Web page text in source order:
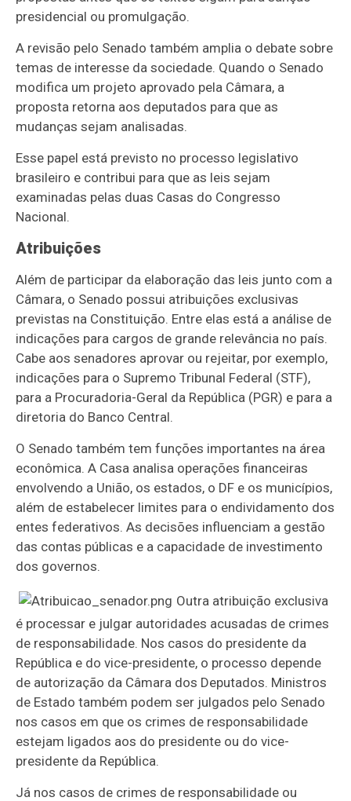
presidencial ou promulgação.
A revisão pelo Senado também amplia o debate sobre
temas de interesse da sociedade. Quando o Senado
modifica um projeto aprovado pela Câmara, a
proposta retorna aos deputados para que as
mudanças sejam analisadas.
Esse papel está previsto no processo legislativo
brasileiro e contribui para que as leis sejam
examinadas pelas duas Casas do Congresso
Nacional.
Atribuições
Além de participar da elaboração das leis junto com a
Câmara, o Senado possui atribuições exclusivas
previstas na Constituição. Entre elas está a análise de
indicações para cargos de grande relevância no país.
Cabe aos senadores aprovar ou rejeitar, por exemplo,
indicações para o Supremo Tribunal Federal (STF),
para a Procuradoria-Geral da República (PGR) e para a
diretoria do Banco Central.
O Senado também tem funções importantes na área
econômica. A Casa analisa operações financeiras
envolvendo a União, os estados, o DF e os municípios,
além de estabelecer limites para o endividamento dos
entes federativos. As decisões influenciam a gestão
das contas públicas e a capacidade de investimento
dos governos.
Outra atribuição exclusiva
é processar e julgar autoridades acusadas de crimes
de responsabilidade. Nos casos do presidente da
República e do vice-presidente, o processo depende
de autorização da Câmara dos Deputados. Ministros
de Estado também podem ser julgados pelo Senado
nos casos em que os crimes de responsabilidade
estejam ligados aos do presidente ou do vice-
presidente da República.
Já nos casos de crimes de responsabilidade ou